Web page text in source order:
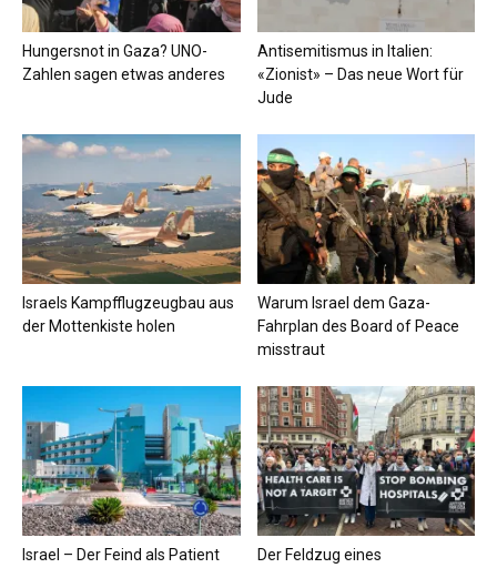
Hungersnot in Gaza? UNO-
Zahlen sagen etwas anderes
Antisemitismus in Italien:
«Zionist» – Das neue Wort für
Jude
Israels Kampfflugzeugbau aus
der Mottenkiste holen
Warum Israel dem Gaza-
Fahrplan des Board of Peace
misstraut
Israel – Der Feind als Patient
Der Feldzug eines